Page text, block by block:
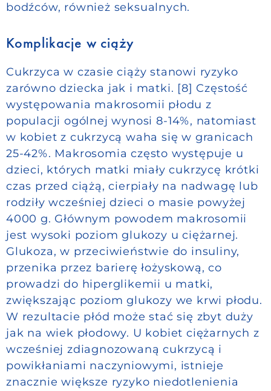
bodźców, również seksualnych.
Komplikacje w ciąży
Cukrzyca w czasie ciąży stanowi ryzyko
zarówno dziecka jak i matki. [8] Częstość
występowania makrosomii płodu z
populacji ogólnej wynosi 8-14%, natomiast
w kobiet z cukrzycą waha się w granicach
25-42%. Makrosomia często występuje u
dzieci, których matki miały cukrzycę krótki
czas przed ciążą, cierpiały na nadwagę lub
rodziły wcześniej dzieci o masie powyżej
4000 g. Głównym powodem makrosomii
jest wysoki poziom glukozy u ciężarnej.
Glukoza, w przeciwieństwie do insuliny,
przenika przez barierę łożyskową, co
prowadzi do hiperglikemii u matki,
zwiększając poziom glukozy we krwi płodu.
W rezultacie płód może stać się zbyt duży
jak na wiek płodowy. U kobiet ciężarnych z
wcześniej zdiagnozowaną cukrzycą i
powikłaniami naczyniowymi, istnieje
znacznie większe ryzyko niedotlenienia